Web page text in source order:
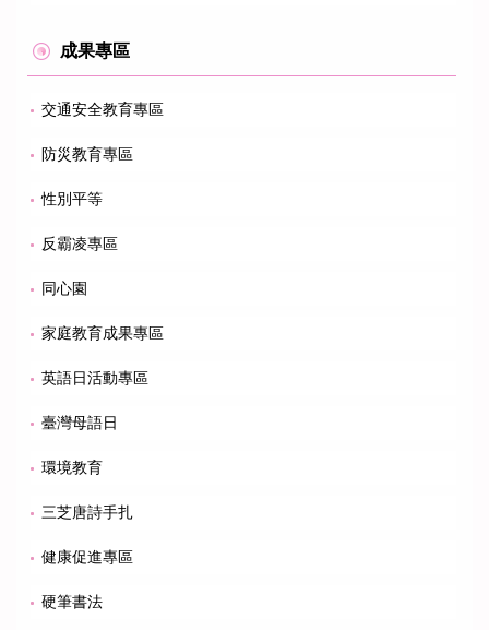
成果專區
交通安全教育專區
防災教育專區
性別平等
反霸凌專區
同心園
家庭教育成果專區
英語日活動專區
臺灣母語日
環境教育
三芝唐詩手扎
健康促進專區
硬筆書法